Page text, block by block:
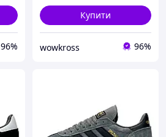
96%
Купити
wowkross 96%